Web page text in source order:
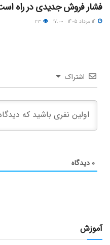
فشار فروش جدیدی در راه
اشتراک
۰ دیدگاه
آموزش